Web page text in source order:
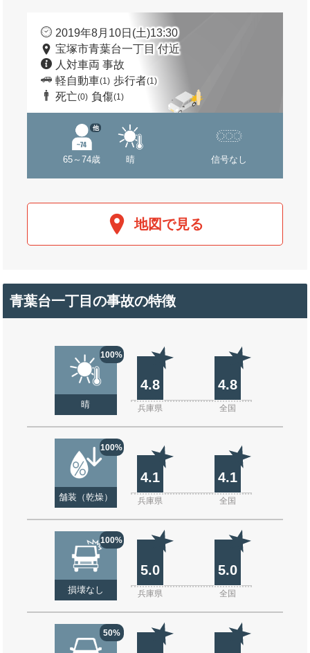
2019年8月10日(土)13:30
宝塚市青葉台一丁目 付近
人対車両 事故
軽自動車(1) 歩行者(1)
死亡(0) 負傷(1)
65～74歳
他
晴 信号なし
地図で見る
青葉台一丁目の事故の特徴
100%
晴
4.8 4.8
兵庫県 全国
100%
舗装（乾燥）
4.1 4.1
兵庫県 全国
100%
損壊なし
5.0 5.0
兵庫県 全国
50%